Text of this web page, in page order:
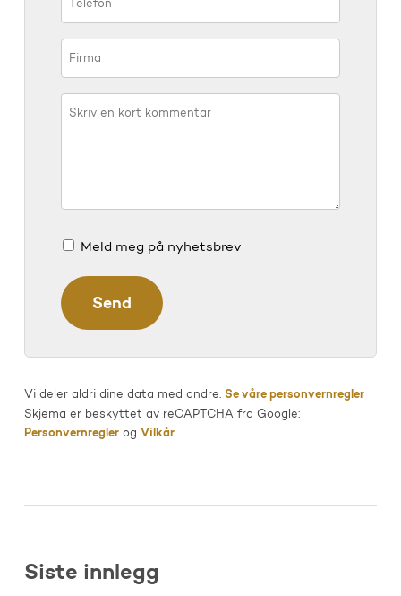
Meld meg på nyhetsbrev
Vi deler aldri dine data med andre. Se våre personvernregler
Skjema er beskyttet av reCAPTCHA fra Google:
Personvernreglerog Vilkår
Siste innlegg